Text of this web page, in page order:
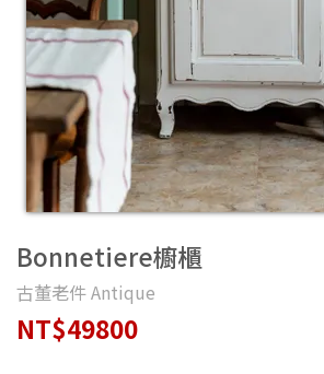
Bonnetiere櫥櫃
古董老件 Antique
NT$49800